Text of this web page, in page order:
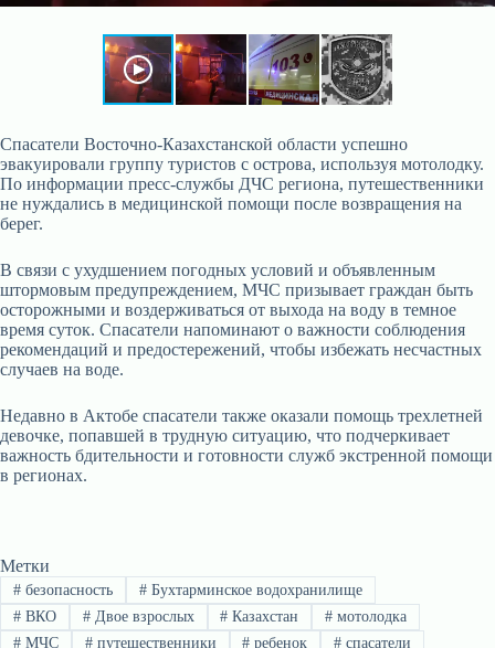
Спасатели Восточно-Казахстанской области успешно
эвакуировали группу туристов с острова, используя мотолодку.
По информации пресс-службы ДЧС региона, путешественники
не нуждались в медицинской помощи после возвращения на
берег.
В связи с ухудшением погодных условий и объявленным
штормовым предупреждением, МЧС призывает граждан быть
осторожными и воздерживаться от выхода на воду в темное
время суток. Спасатели напоминают о важности соблюдения
рекомендаций и предостережений, чтобы избежать несчастных
случаев на воде.
Недавно в Актобе спасатели также оказали помощь трехлетней
девочке, попавшей в трудную ситуацию, что подчеркивает
важность бдительности и готовности служб экстренной помощи
в регионах.
Метки
#безопасность #Бухтарминское водохранилище
#ВКО #Двое взрослых # Казахстан # мотолодка
#МЧС #путешественники # ребенок # спасатели